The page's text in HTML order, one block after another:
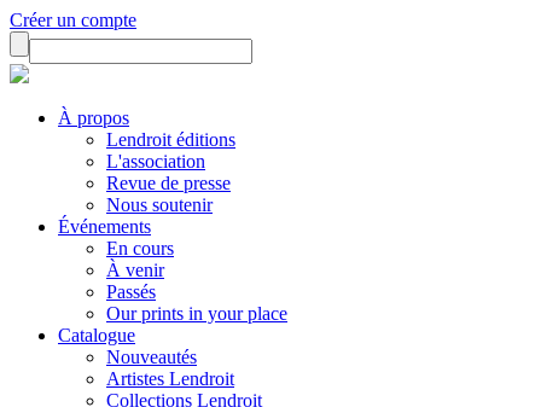
Créer un compte
À propos
Lendroit éditions
L'association
Revue de presse
Nous soutenir
Événements
En cours
À venir
Passés
Our prints in your place
Catalogue
Nouveautés
Artistes Lendroit
Collections Lendroit